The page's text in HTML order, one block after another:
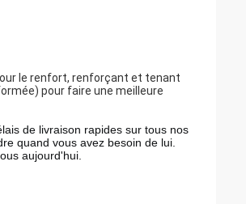
le renfort, renforçant et tenant
pour faire une meilleure
de livraison rapides sur tous nos
quand vous avez besoin de lui.
aujourd'hui.